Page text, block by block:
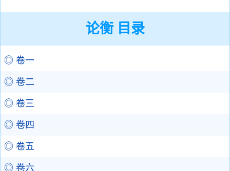
论衡 目录
◎ 卷一
◎ 卷二
◎ 卷三
◎ 卷四
◎ 卷五
◎ 卷六